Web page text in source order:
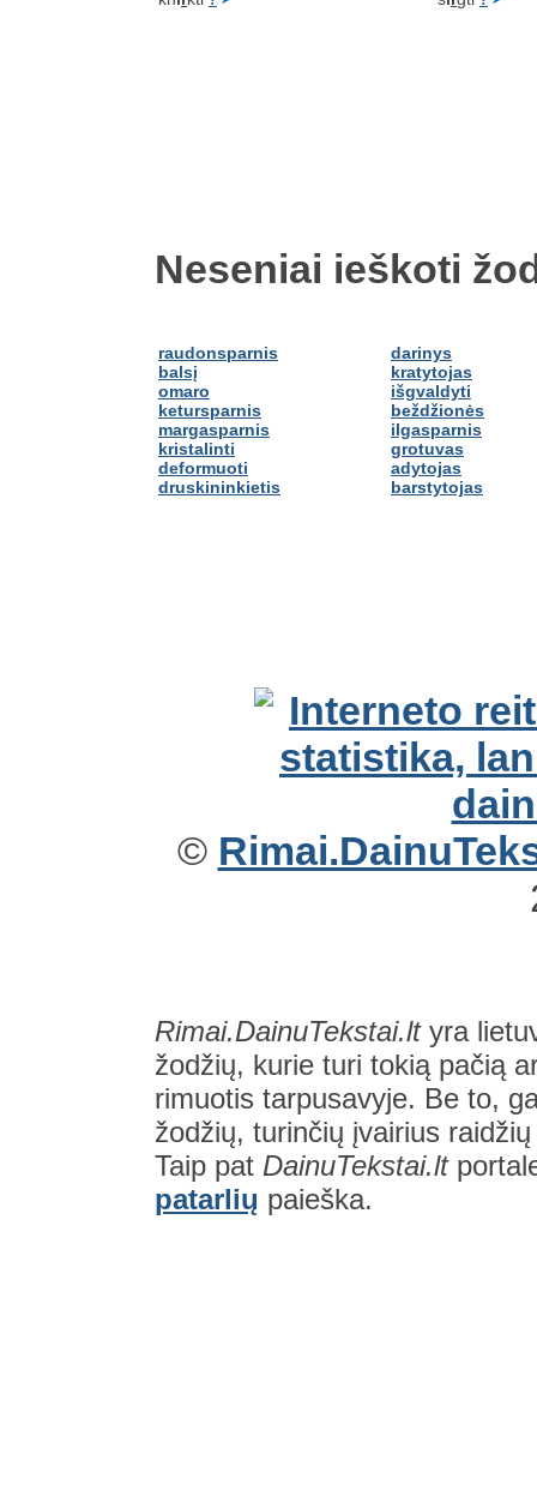
Neseniai ieškoti
raudonsparnis
balsį
omaro
ketursparnis
margasparnis
kristalinti
deformuoti
druskininkietis
darinys
kratytojas
išgvaldyti
beždžionės
ilgasparnis
grotuvas
adytojas
barstytojas
©
Rimai.DainuTekstai.ltyra
žodžių, kurie turi tokią pačią
rimuotis tarpusavyje. Be to,
žodžių, turinčių įvairius
Taip pat DainuTekstai.lt
patarlių paieška.